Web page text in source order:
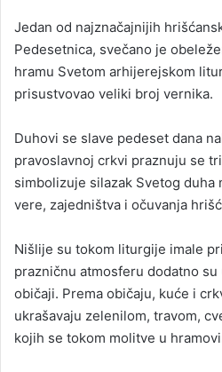
Jedan od najznačajnijih
Pedesetnica, svečano je
hramu Svetom arhijerejskom
prisustvovao veliki broj vernika.
Duhovi se slave pedeset dana
pravoslavnoj crkvi praznuju se
simbolizuje silazak Svetog duha
vere, zajedništva i očuvanja
Nišlije su tokom liturgije imale
prazničnu atmosferu dodatno
običaji. Prema običaju, kuće i
ukrašavaju zelenilom, travom,
kojih se tokom molitve u